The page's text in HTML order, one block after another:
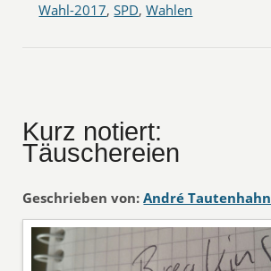
Wahl-2017,SPD,Wahlen
Kurz notiert:
Täuschereien
Geschrieben von: André Tautenhahn